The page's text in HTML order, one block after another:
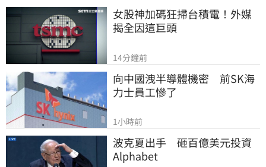
女股神加碼狂掃台積電！外媒
揭全因這巨頭
14分鐘前
向中國洩半導體機密　前SK海
力士員工慘了
1小時前
波克夏出手　砸百億美元投資
Alphabet